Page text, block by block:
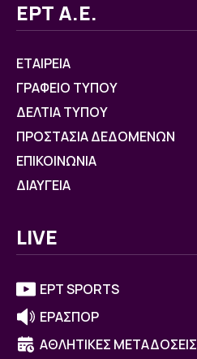
ΕΡΤ Α.Ε.
ΕΤΑΙΡΕΙΑ
ΓΡΑΦΕΙΟ ΤΥΠΟΥ
ΔΕΛΤΙΑ ΤΥΠΟΥ
ΠΡΟΣΤΑΣΙΑ ΔΕΔΟΜΕΝΩΝ
ΕΠΙΚΟΙΝΩΝΙΑ
ΔΙΑΥΓΕΙΑ
LIVE
ΕΡΤ SPORTS
ΕΡΑΣΠΟΡ
ΑΘΛΗΤΙΚΕΣ ΜΕΤΑΔΟΣΕΙΣ